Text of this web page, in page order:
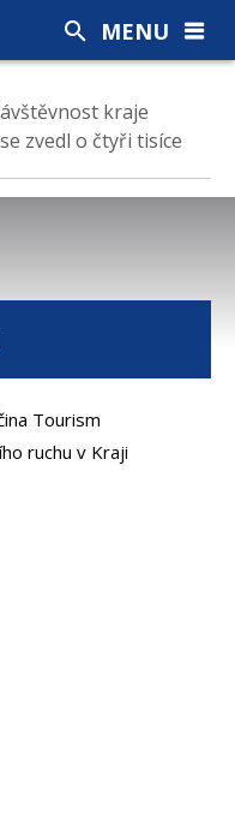
kraje
zvedl o čtyři tisíce
Tourism
ruchu v Kraji
MENU